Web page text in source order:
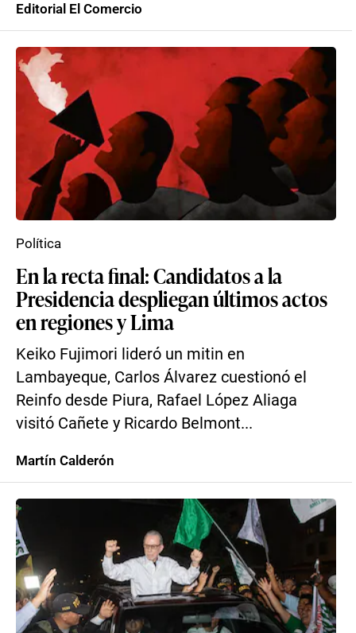
Editorial El Comercio
En la recta final: Candidatos a la
Presidencia despliegan últimos actos
en regiones y Lima
Keiko Fujimori lideró un mitin en
Lambayeque, Carlos Álvarez cuestionó el
Reinfo desde Piura, Rafael López Aliaga
visitó Cañete y Ricardo Belmont...
Política
Martín Calderón